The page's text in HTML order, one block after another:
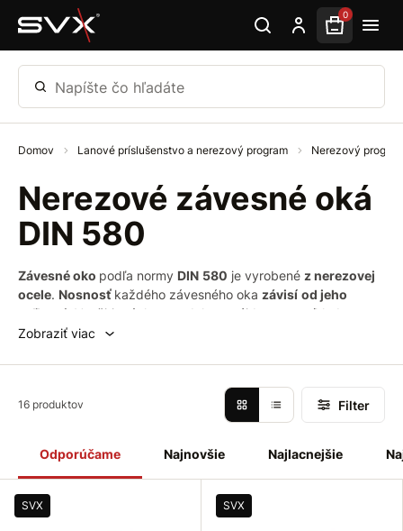
Preskočiť na hlavný obsah 0
Napíšte čo hľadáte
Domov Lanové príslušenstvo a nerezový program Nerezový
Nerezové závesné oká
DIN 580
Závesné oko podľa normy DIN 580 je vyrobené z nerezovej
ocele. Nosnosťkaždého závesného oka závisí od jeho
veľkosti . Využitie týchto produktov nájdeme napríklad u
montáže a následnej manipulácie s obrábacími strojmi a
lánalebokáblovk pevnej konštrukcii so závitom na jednom
Zobraziť viac
Odporúčame Najnovšie Najlacnejšie
16 produktov Filter
SVX SVX